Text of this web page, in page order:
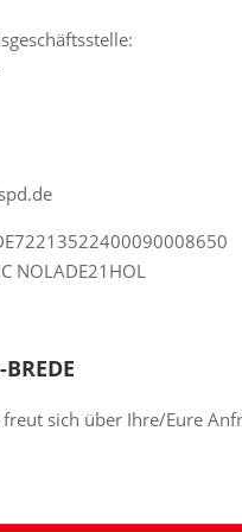
NOLADE21HOL
freut sich über Ihre/Eure